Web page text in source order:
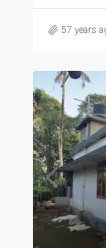
57 years